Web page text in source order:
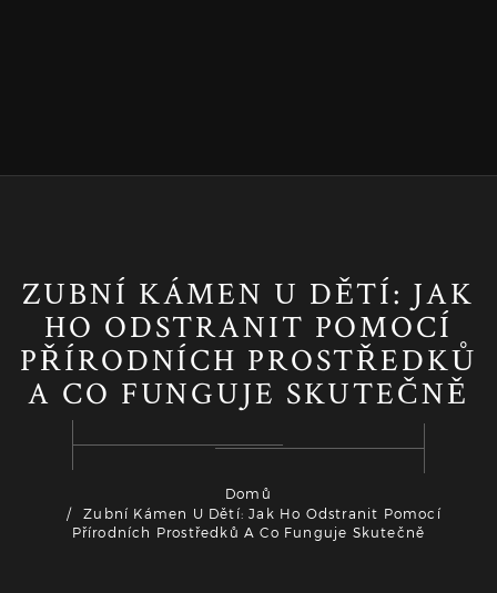
ZUBNÍ KÁMEN U DĚTÍ: JAK
HO ODSTRANIT POMOCÍ
PŘÍRODNÍCH PROSTŘEDKŮ
A CO FUNGUJE SKUTEČNĚ
Domů
Zubní Kámen U Dětí: Jak Ho Odstranit Pomocí
Přírodních Prostředků A Co Funguje Skutečně